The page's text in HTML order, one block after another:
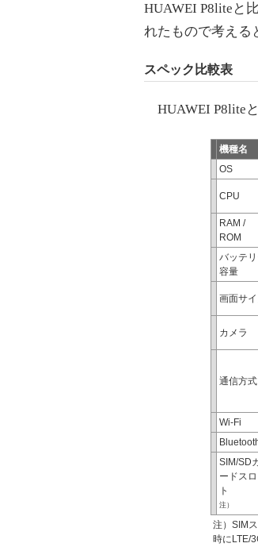
HUAWEI P8liteと
れたもので考える
スペック比較表
HUAWEI P8lite
機種名
OS
CPU
RAM /
ROM
バッテ
容量
画面サ
カメラ
通信方式
Wi-Fi
SIM/SD
ードスロ
ト
注）
注）SIM
時にLTE/